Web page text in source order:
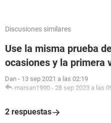
Discusiones similares
Use la misma prueba
ocasiones y la primera
Dan - 13 sep 2021 a las 02:19
marsan1990 - 28 sep 2023 a las
2 respuestas